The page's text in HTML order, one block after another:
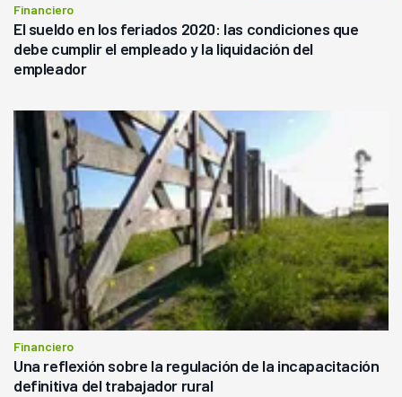
Financiero
El sueldo en los feriados 2020: las condiciones que
debe cumplir el empleado y la liquidación del
empleador
Financiero
Una reflexión sobre la regulación de la incapacitación
definitiva del trabajador rural